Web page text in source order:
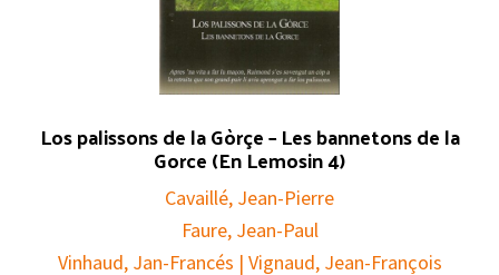
Los palissons de la Gòrçe – Les bannetons de la
Gorce (En Lemosin 4)
Cavaillé, Jean-Pierre
Faure, Jean-Paul
Vinhaud, Jan-Francés | Vignaud, Jean-François